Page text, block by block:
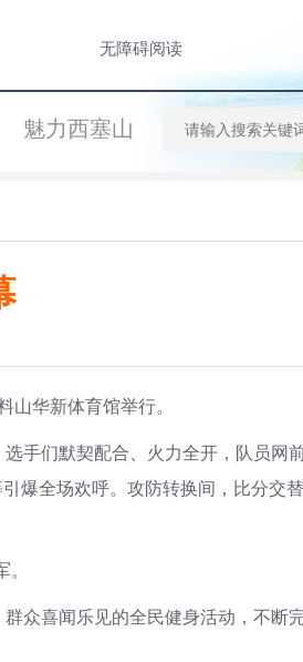
无障碍阅读
魅力西塞山
华新体育馆举行。
手们默契配合、火力全开，队员网
爆全场欢呼。攻防转换间，比分交
众喜闻乐见的全民健身活动，不断